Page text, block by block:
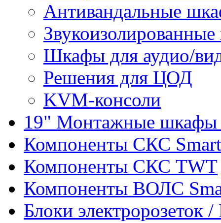
Антивандальные
Шкафы для аудио/
Решения для ЦОД
KVM-консоли
19" Монтажные шкафы
Компоненты СКС
Компоненты СКС TWT
Компоненты ВОЛС
Блоки электророзеток